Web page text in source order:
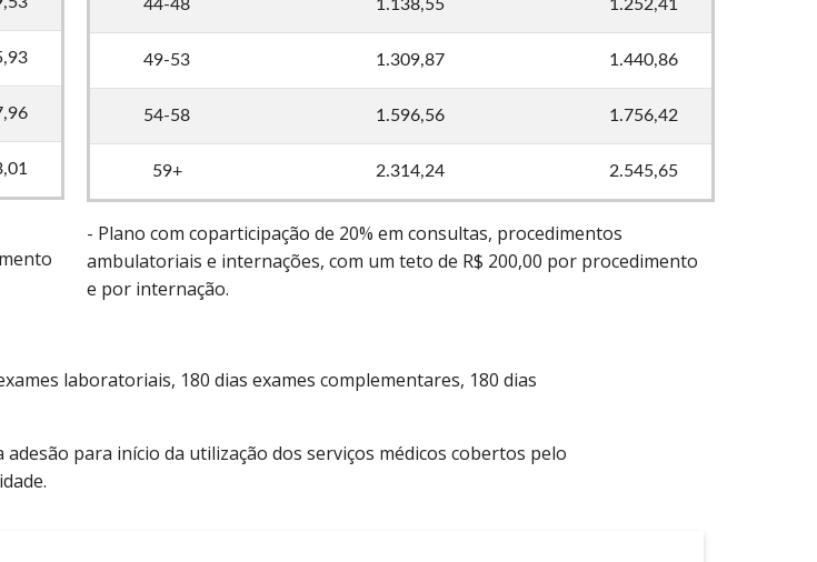
44-48 1.138,55 1.252,41
49-53 1.309,87 1.440,86
54-58 1.596,56 1.756,42
59+ 2.314,24 2.545,65
- Plano com coparticipação de 20% em consultas, procedimentos
ambulatoriais e internações, com um teto de R$ 200,00 por procedimento
e por internação.
laboratoriais, 180 dias exames complementares, 180 dias
adesão para início da utilização dos serviços médicos cobertos pelo